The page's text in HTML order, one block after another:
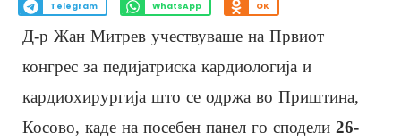
Telegram WhatsApp OK
Д-р Жан Митрев учествуваше на Првиот
конгрес за педијатриска кардиологија и
кардиохирургија што се одржа во Приштина,
Косово, каде на посебен панел го сподели 26-